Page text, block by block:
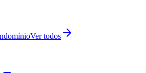
Ver todos